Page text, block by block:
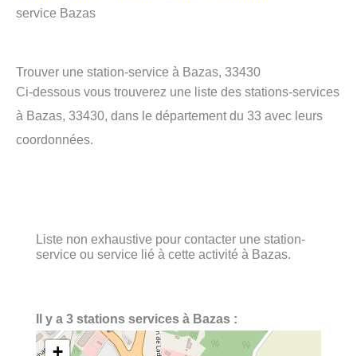
service Bazas
Trouver une station-service à Bazas, 33430
Ci-dessous vous trouverez une liste des stations-services
à Bazas, 33430, dans le département du 33 avec leurs
coordonnées.
Liste non exhaustive pour contacter une station-
service ou service lié à cette activité à Bazas.
Il y a 3 stations services à Bazas :
+